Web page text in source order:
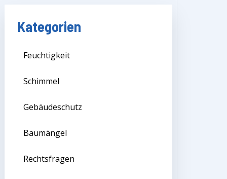
Kategorien
Feuchtigkeit
Schimmel
Gebäudeschutz
Baumängel
Rechtsfragen